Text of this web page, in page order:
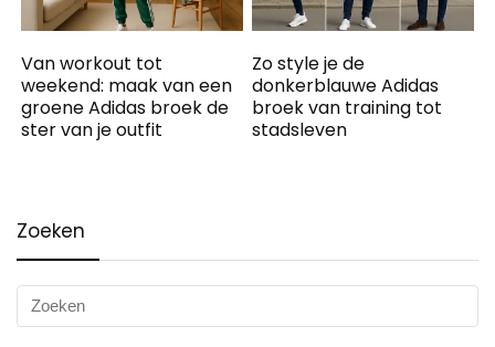
Van workout tot
weekend: maak van een
groene Adidas broek de
ster van je outfit
Zo style je de
donkerblauwe Adidas
broek van training tot
stadsleven
Zoeken